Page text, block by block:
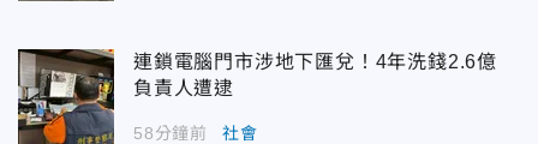
連鎖電腦門市涉地下匯兌！4年洗錢2.6億
負責人遭逮
58分鐘前 社會